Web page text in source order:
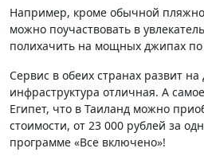
Например, кроме обычной
можно поучаствовать в
полихачить на мощных джипах по
Сервис в обеих странах развит
инфраструктура отличная. А
Египет, что в Таиланд можно
стоимости, от 23 000 рублей за
программе «Все включено»!